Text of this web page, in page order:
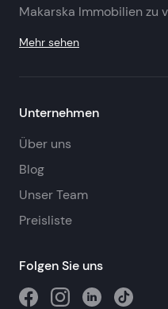
Makarska Immobilien zu
Mehr sehen
Unternehmen
Über uns
Blog
Unser Team
Preisliste
Folgen Sie uns